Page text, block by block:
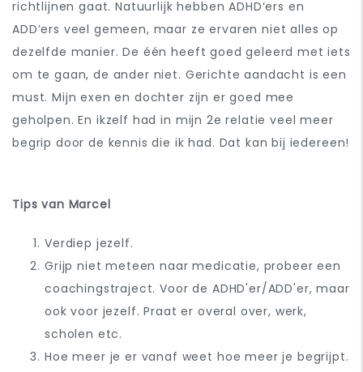
richtlijnen gaat. Natuurlijk hebben ADHD‘ers en
ADD’ers veel gemeen, maar ze ervaren niet alles op
dezelfde manier. De één heeft goed geleerd met iets
om te gaan, de ander niet. Gerichte aandacht is een
must. Mijn exen en dochter zijn er goed mee
geholpen. En ikzelf had in mijn 2e relatie veel meer
begrip door de kennis die ik had. Dat kan bij iedereen!
Tips van Marcel
Verdiep jezelf.
Grijp niet meteen naar medicatie, probeer een
coachingstraject. Voor de ADHD'er/ADD'er, maar
ook voor jezelf. Praat er overal over, werk,
scholen etc.
Hoe meer je er vanaf weet hoe meer je begrijpt.